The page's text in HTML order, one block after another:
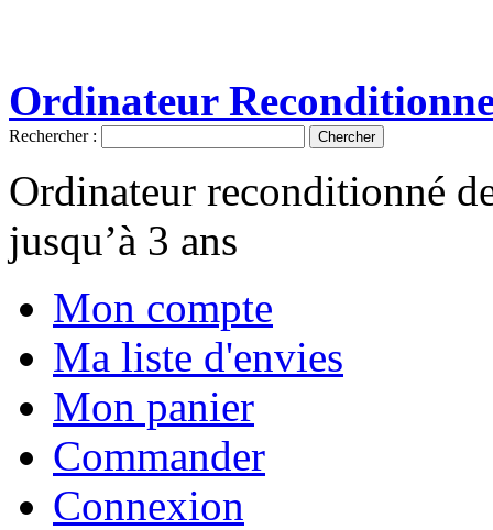
Ordinateur
Rechercher : Chercher
Ordinateur reconditionné
jusqu’à 3 ans
Mon compte
Ma liste d'envies
Mon panier
Commander
Connexion